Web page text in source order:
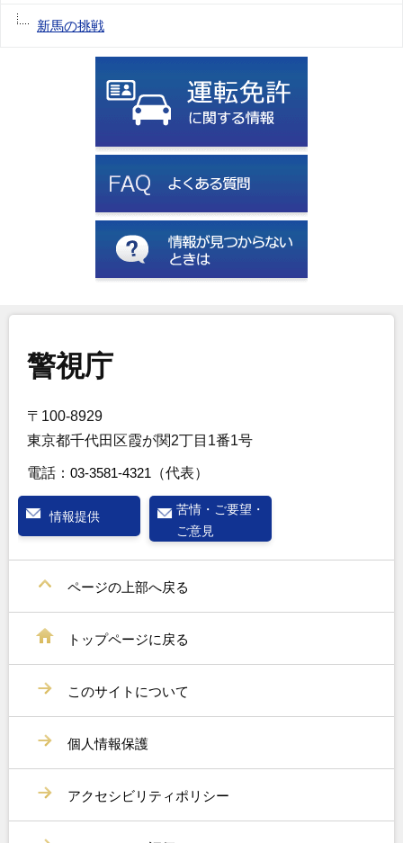
新馬の挑戦
警視庁
〒100-8929
東京都千代田区霞が関2丁目1番1号
電話： 03-3581-4321 （代表）
情報提供
苦情・ご要望・
ご意見
ページの上部へ戻る
トップページに戻る
このサイトについて
個人情報保護
アクセシビリティポリシー